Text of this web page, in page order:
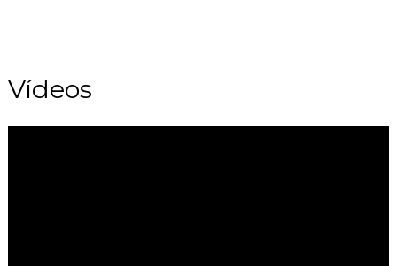
Vídeos